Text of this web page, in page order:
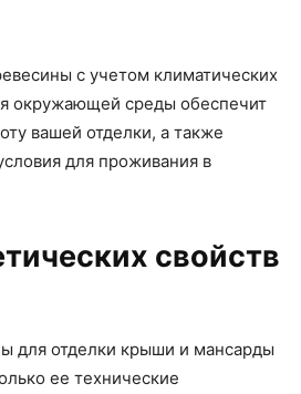
с учетом климатических
окружающей среды обеспечит
вашей отделки, а также
для проживания в
свойств
для отделки крыши и мансарды
ее технические